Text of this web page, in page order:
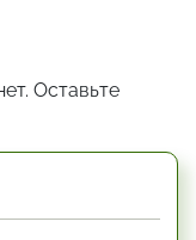
Оставьте